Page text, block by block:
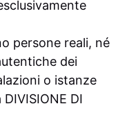
persone reali, né
dei
o istanze
DIVISIONE DI